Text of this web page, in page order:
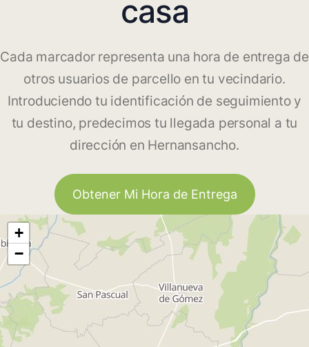
casa
Cada marcador representa una hora de entrega de
otros usuarios de parcello en tu vecindario.
Introduciendo tu identificación de seguimiento y
tu destino, predecimos tu llegada personal a tu
dirección en Hernansancho.
Obtener Mi Hora de Entrega
+
−